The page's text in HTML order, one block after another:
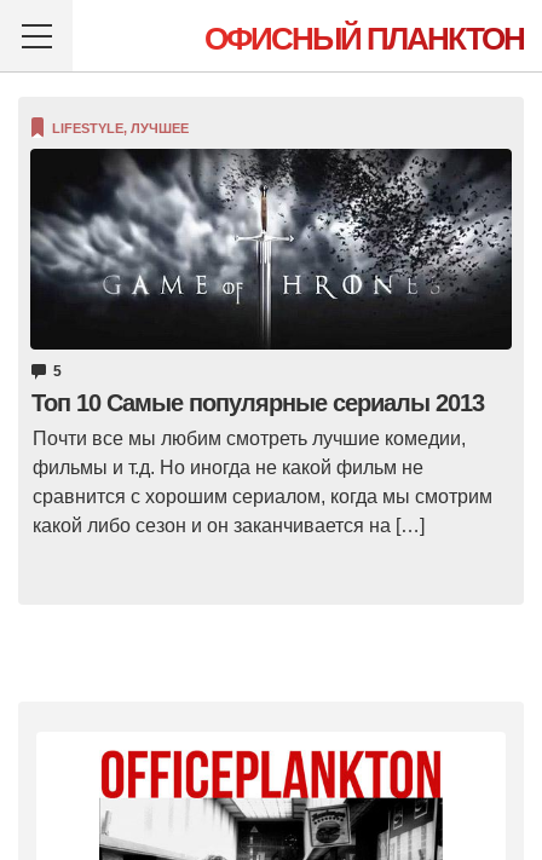
ОФИСНЫЙ ПЛАНКТОН
LIFESTYLE, ЛУЧШЕЕ
5
Топ 10 Самые популярные сериалы 2013
Почти все мы любим смотреть лучшие комедии,
фильмы и т.д. Но иногда не какой фильм не
сравнится с хорошим сериалом, когда мы смотрим
какой либо сезон и он заканчивается на […]